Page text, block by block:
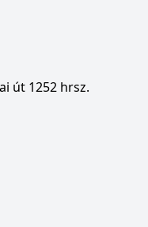
út 1252 hrsz.